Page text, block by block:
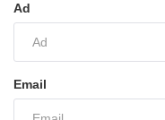
Ad
Email